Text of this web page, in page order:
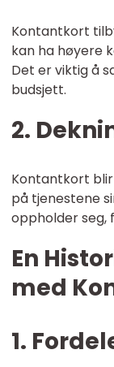
Kontantkort
kan ha høyere
Det er viktig å
budsjett.
2.
Kontantkort
på tjenestene
oppholder seg,
En
med
1.